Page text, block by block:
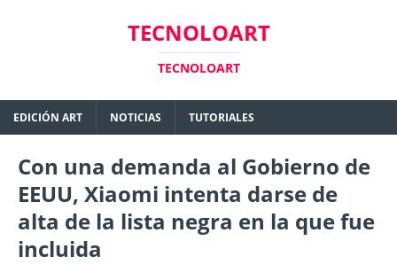
TECNOLOART
TECNOLOART
EDICIÓN ART NOTICIAS TUTORIALES
Con una demanda al Gobierno de
EEUU, Xiaomi intenta darse de
alta de la lista negra en la que fue
incluida